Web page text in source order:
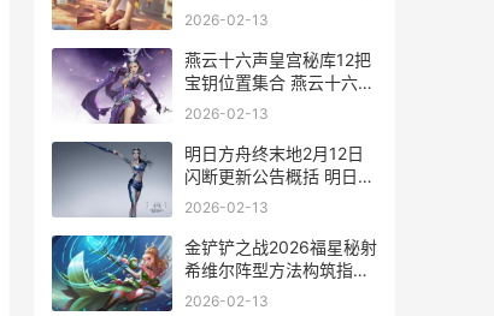
坏神4憎恨之种有什么用
2026-02-13
燕云十六声皇宫秘库12把
宝钥位置集合 燕云十六声
皇宫更新
2026-02-13
明日方舟终末地2月12日
闪断更新公告概括 明日方
舟终末地wiki
2026-02-13
金铲铲之战2026福星秘射
希维尔阵型方法构筑指导
金铲铲之战2026福星
2026-02-13